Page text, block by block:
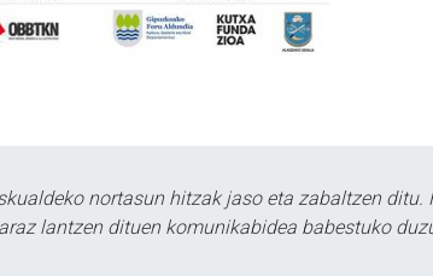
nortasun hitzak jaso eta zabaltzen ditu.
lantzen dituen komunikabidea babestuko